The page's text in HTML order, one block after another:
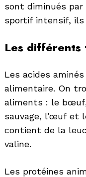
sont diminués
sportif intensif,
Les différents
Les acides
alimentaire. On
aliments : le
sauvage, l’œuf et
contient de la
valine.
Les protéines